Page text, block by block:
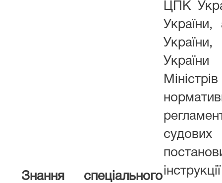
Знання спеціального
ЦПК
України,